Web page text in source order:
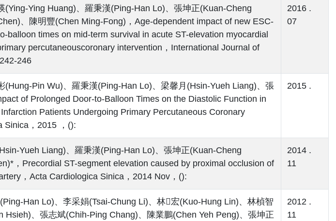
(Ying-Ying Huang)、羅秉漢(Ping-Han Lo)、張坤正(Kuan-Cheng
、陳明豐(Chen Ming-Fong)，Age-dependent impact of new ESC-
balloon times on mid-term survival in acute ST-elevation myocardial
percutaneouscoronary intervention，International Journal of
246
2016 .
07
(Hung-Pin Wu)、羅秉漢(Ping-Han Lo)、梁馨月(Hsin-Yueh Liang)、張
of Prolonged Door-to-Balloon Times on the Diastolic Function in
Patients Undergoing Primary Percutaneous Coronary
Sinica，2015 ，():
2015 .
Yueh Liang)、羅秉漢(Ping-Han Lo)、張坤正(Kuan-Cheng
，Precordial ST-segment elevation caused by proximal occlusion of
，Acta Cardiologica Sinica，2014 Nov，():
2014 .
11
Han Lo)、李采娟(Tsai-Chung Li)、林宏(Kuo-Hung Lin)、林楨智
Hsieh)、張志斌(Chih-Ping Chang)、陳業鵬(Chen Yeh Peng)、張坤正
2012 .
11